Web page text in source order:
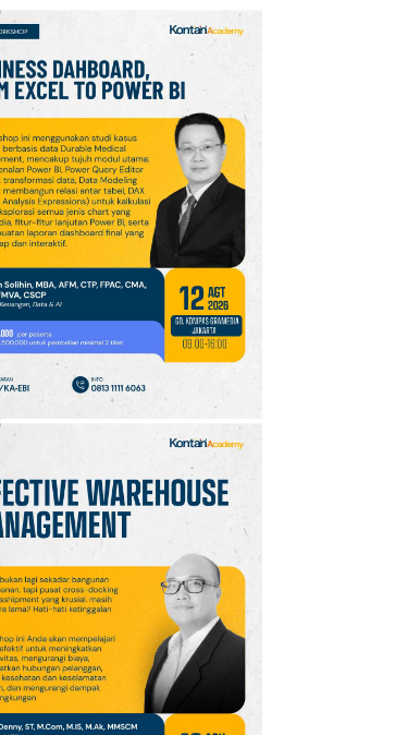
Cek Kode Redeem EA FC
Update 7 Agustus
Klaim Ribuan
Gratis!
dan Kegiatan Hari
Indonesia 7
2026: